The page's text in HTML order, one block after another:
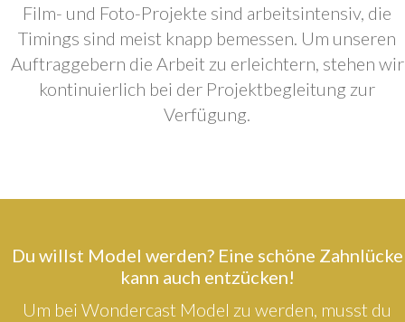
Film- und Foto-Projekte sind arbeitsintensiv, die
Timings sind meist knapp bemessen. Um unseren
Auftraggebern die Arbeit zu erleichtern, stehen wir
kontinuierlich bei der Projektbegleitung zur
Verfügung.
Du willst Model werden? Eine schöne Zahnlücke
kann auch entzücken!
Um bei Wondercast Model zu werden, musst du